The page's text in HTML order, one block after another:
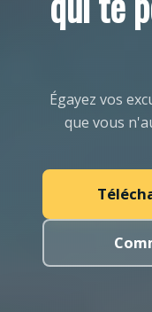
Égayez vos
que vous